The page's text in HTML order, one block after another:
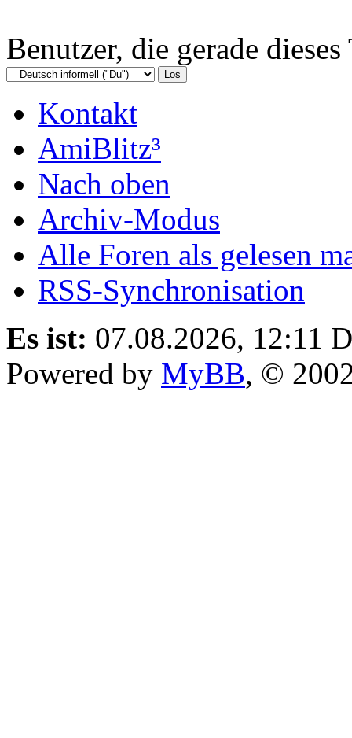
Benutzer, die gerade
Kontakt
AmiBlitz³
Nach oben
Archiv-Modus
Alle Foren als gelesen
RSS-Synchronisation
Es ist: 07.08.2026, 12:11
Powered by MyBB, ©